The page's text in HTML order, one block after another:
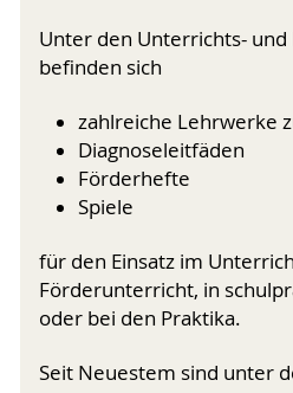
Unter den Unterrichts-
befinden sich
zahlreiche Lehrwerke
Diagnoseleitfäden
Förderhefte
Spiele
für den Einsatz im
Förderunterricht, in
oder bei den Praktika.
Seit Neuestem sind unter